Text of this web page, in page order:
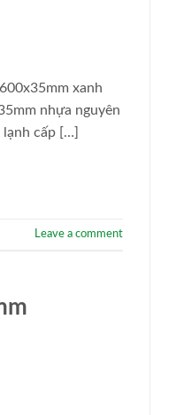
xanh
nhựa nguyên
cấp […]
Leave a comment